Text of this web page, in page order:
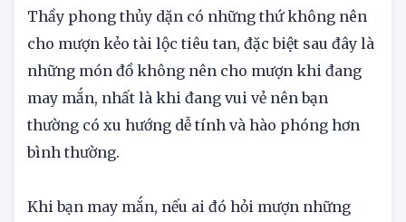
Thầy phong thủy dặn có những thứ không nên
cho mượn kẻo tài lộc tiêu tan, đặc biệt sau đây là
những món đồ không nên cho mượn khi đang
may mắn, nhất là khi đang vui vẻ nên bạn
thường có xu hướng dễ tính và hào phóng hơn